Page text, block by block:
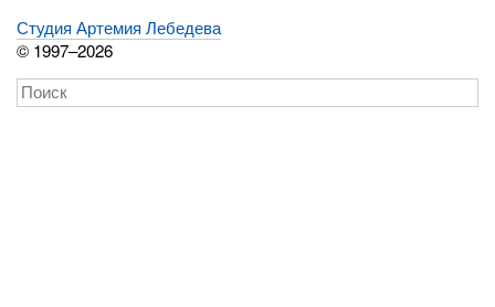
Студия Артемия Лебедева
© 1997–2026